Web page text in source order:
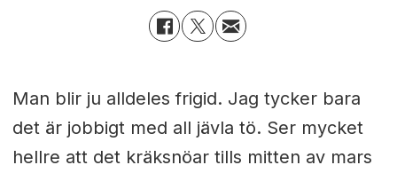
Man blir ju alldeles frigid. Jag tycker bara
det är jobbigt med all jävla tö. Ser mycket
hellre att det kräksnöar tills mitten av mars